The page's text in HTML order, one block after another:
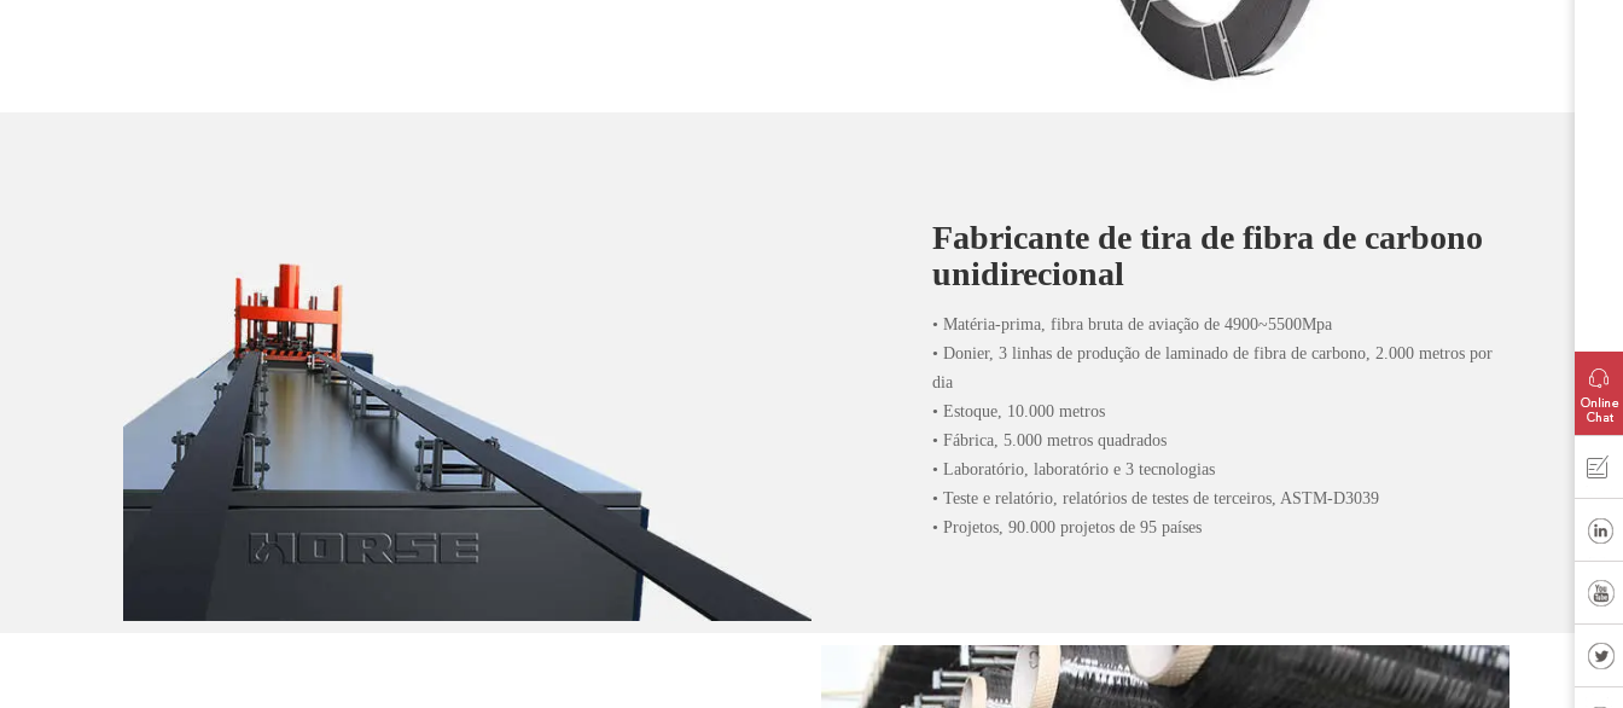
Fabricante de tira de fibra de carbono
unidirecional
• Matéria-prima, fibra bruta de aviação de 4900~5500Mpa
• Donier, 3 linhas de produção de laminado de fibra de carbono, 2.000 metros por
dia
• Estoque, 10.000 metros
• Fábrica, 5.000 metros quadrados
• Laboratório, laboratório e 3 tecnologias
• Teste e relatório, relatórios de testes de terceiros, ASTM-D3039
• Projetos, 90.000 projetos de 95 países